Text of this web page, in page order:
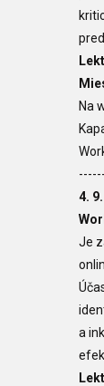
Na
4.
Je
a